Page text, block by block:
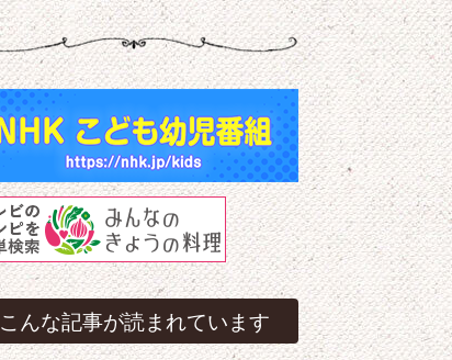
こんな記事が読まれています